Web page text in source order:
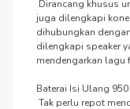
juga dilengkapi
dihubungkan
dilengkapi speaker
mendengarkan lagu
Baterai Isi Ulang